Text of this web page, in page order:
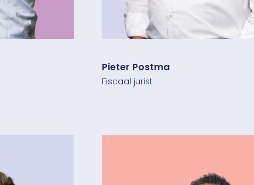
Pieter Postma
Fiscaal jurist